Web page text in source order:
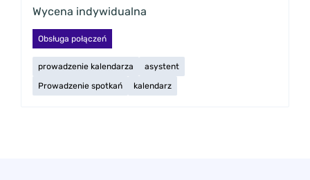
Wycena indywidualna
Obsługa połączeń
prowadzenie kalendarza
asystent
Prowadzenie spotkań
kalendarz